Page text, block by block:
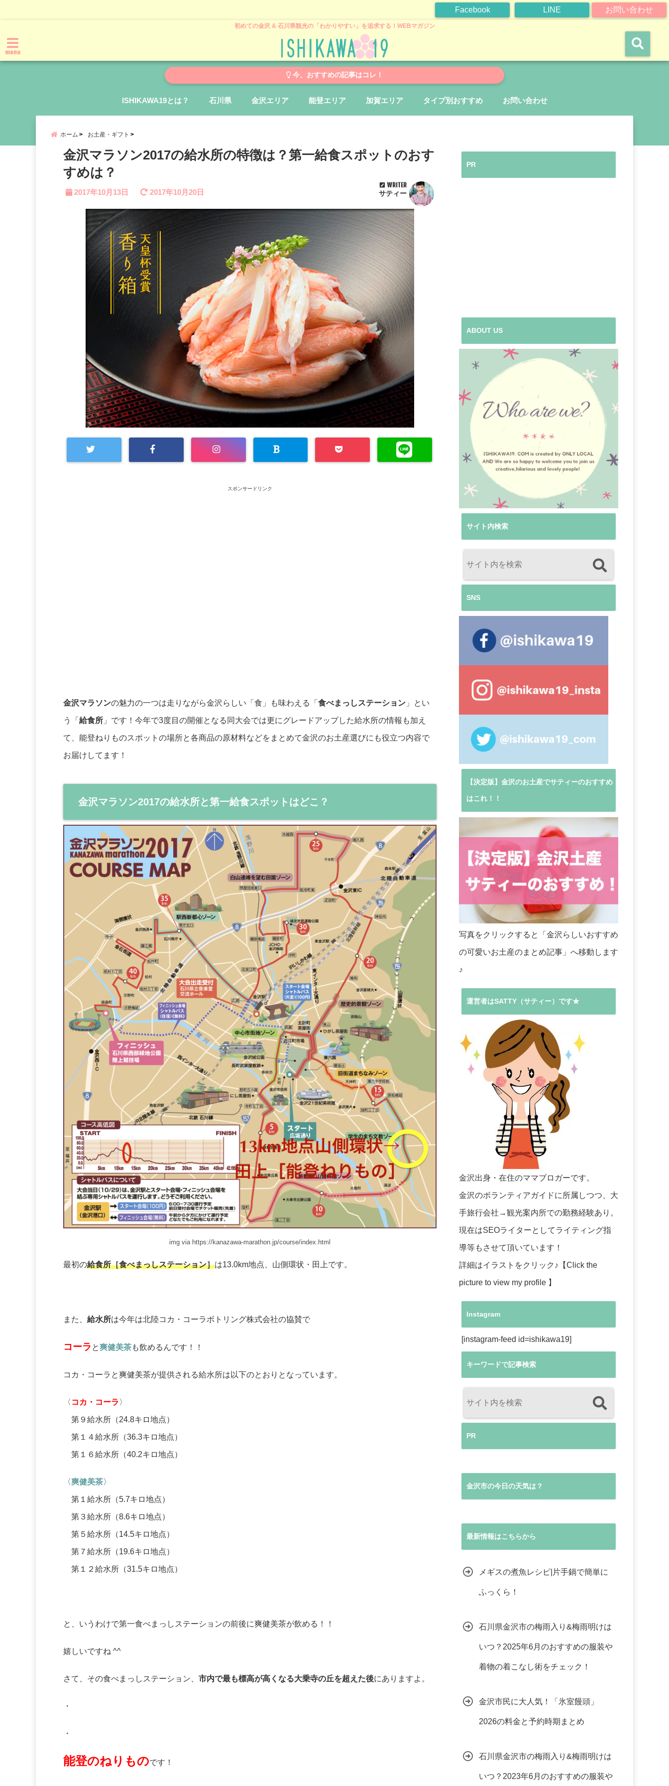
お問い合わせ
LINE
Facebook
初めての金沢 & 石川県観光の「わかりやすい」を追求する！WEBマガジン
menu
今、おすすめの記事はコレ！
ISHIKAWA19とは？ 石川県 金沢エリア 能登エリア 加賀エリア タイプ別おすすめ お問い合わせ
ホーム お土産・ギフト
金沢マラソン2017の給水所の特徴は？第一給食スポットのおす
すめは？
2017年10月13日 2017年10月20日
WRITER
サティー
スポンサードリンク
金沢マラソンの魅力の一つは走りながら金沢らしい「食」も味わえる「 食べまっしステーション 」とい
う「 給食所 」です！今年で3度目の開催となる同大会では更にグレードアップした給水所の情報も加え
て、能登ねりものスポットの場所と各商品の原材料などをまとめて金沢のお土産選びにも役立つ内容で
お届けしてます！
金沢マラソン2017の給水所と第一給食スポットはどこ？
img via https://kanazawa-marathon.jp/course/index.html
最初の給食所［食べまっしステーション］は13.0km地点、山側環状・田上です。
また、 給水所は今年は北陸コカ・コーラボトリング株式会社の協賛で
コーラ と爽健美茶も飲めるんです！！
コカ・コーラと爽健美茶が提供される給水所は以下のとおりとなっています。
〈 コカ・コーラ 〉
第９給水所（24.8キロ地点）
第１４給水所（36.3キロ地点）
第１６給水所（40.2キロ地点）
〈爽健美茶〉
第１給水所（5.7キロ地点）
第３給水所（8.6キロ地点）
第５給水所（14.5キロ地点）
第７給水所（19.6キロ地点）
第１２給水所（31.5キロ地点）
と、いうわけで第一食べまっしステーションの前後に爽健美茶が飲める！！
嬉しいですね ^^
さて、その食べまっしステーション、 市内で最も標高が高くなる大乗寺の丘を超えた後にありますよ。
・
・
能登のねりものです！
PR
ABOUT US
サイト内検索
SNS
【決定版】金沢のお土産でサティーのおすすめ
はこれ！！
写真をクリックすると「金沢らしいおすすめ
の可愛いお土産のまとめ記事」へ移動します
♪
運営者はSATTY（サティー）です★
金沢出身・在住のママブロガーです。
金沢のボランティアガイドに所属しつつ、大
手旅行会社→観光案内所での勤務経験あり。
現在はSEOライターとしてライティング指
導等もさせて頂いています！
詳細はイラストをクリック♪【Click the
picture to view my profile 】
Instagram
[instagram-feed id=ishikawa19]
キーワードで記事検索
PR
金沢市の今日の天気は？
最新情報はこちらから
メギスの煮魚レシピ|片手鍋で簡単に
ふっくら！
石川県金沢市の梅雨入り&梅雨明けは
いつ？2025年6月のおすすめの服装や
着物の着こなし術をチェック！
金沢市民に大人気！「氷室饅頭」
2026の料金と予約時期まとめ
石川県金沢市の梅雨入り&梅雨明けは
いつ？2023年6月のおすすめの服装や